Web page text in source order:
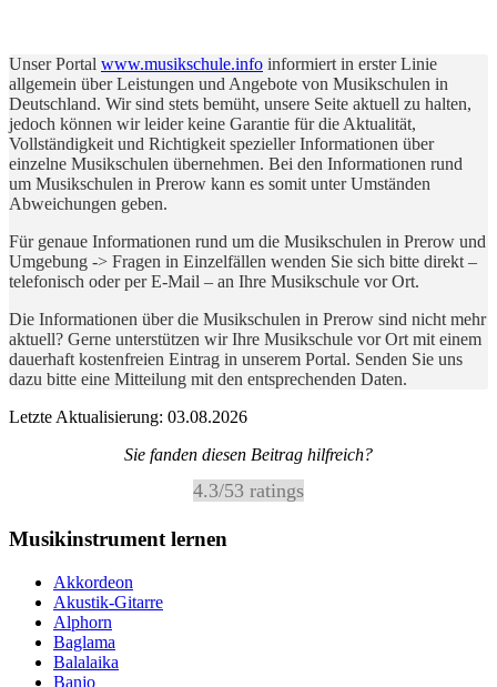
Unser Portal www.musikschule.info informiert in erster Linie
allgemein über Leistungen und Angebote von Musikschulen in
Deutschland. Wir sind stets bemüht, unsere Seite aktuell zu halten,
jedoch können wir leider keine Garantie für die Aktualität,
Vollständigkeit und Richtigkeit spezieller Informationen über
einzelne Musikschulen übernehmen. Bei den Informationen rund
um Musikschulen in Prerow kann es somit unter Umständen
Abweichungen geben.
Für genaue Informationen rund um die Musikschulen in Prerow und
Umgebung -> Fragen in Einzelfällen wenden Sie sich bitte direkt –
telefonisch oder per E-Mail – an Ihre Musikschule vor Ort.
Die Informationen über die Musikschulen in Prerow sind nicht mehr
aktuell? Gerne unterstützen wir Ihre Musikschule vor Ort mit einem
dauerhaft kostenfreien Eintrag in unserem Portal. Senden Sie uns
dazu bitte eine Mitteilung mit den entsprechenden Daten.
Letzte Aktualisierung: 03.08.2026
Sie fanden diesen Beitrag hilfreich?
4.3/53 ratings
Musikinstrument lernen
Akkordeon
Akustik-Gitarre
Alphorn
Baglama
Balalaika
Banjo